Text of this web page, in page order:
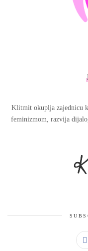
Klitmit okuplja zajednicu
feminizmom, razvija